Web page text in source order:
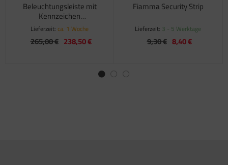
Beleuchtungsleiste mit
Kennzeichen
Wiederholung für Euro
Lieferzeit: ca. 1 Woche
265,00 € 238,50 €
Fiamma Security Strip
Lieferzeit: 3 - 5 Werktage
9,30 € 8,40 €